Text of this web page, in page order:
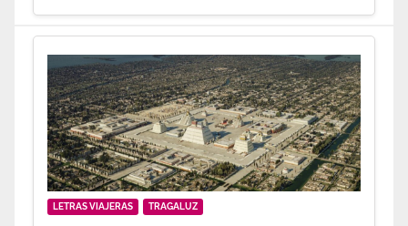
LETRAS VIAJERAS TRAGALUZ